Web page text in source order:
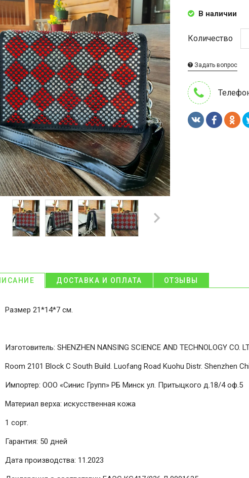
В наличии
Количество
Задать вопрос
ДОСТАВКА И ОПЛАТА ОТЗЫВЫ
Размер 21*14*7 см.
Изготовитель: SHENZHEN NANSING SCIENCE AND TECHNOLOGY CO.
Room 2101 Block C South Build. Luofang Road Kuohu Distr. Shenzhen
Импортер: ООО «Синис Групп» РБ Минск ул. Притыцкого д.18/4 оф.5
Материал верха: искусственная кожа
1 сорт.
Гарантия: 50 дней
Дата производства: 11.2023